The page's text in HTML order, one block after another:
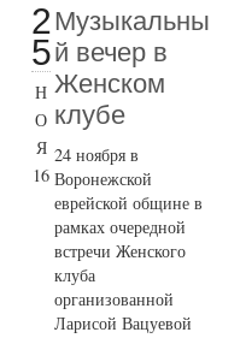
2
5
Н
О
Я
16
Музыкальны
й вечер в
Женском
клубе
24 ноября в
Воронежской
еврейской общине в
рамках очередной
встречи Женского
клуба
организованной
Ларисой Вацуевой